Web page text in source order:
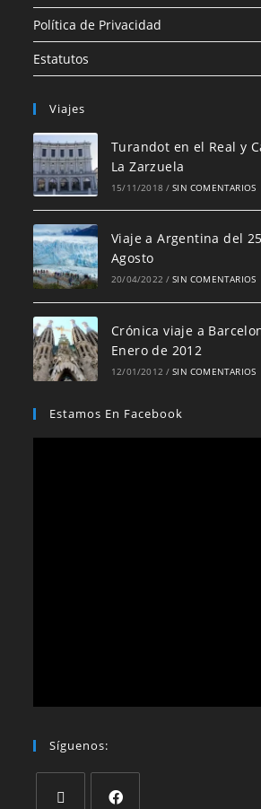
Política de Privacidad
Estatutos
Viajes
Turandot en el Real y
La Zarzuela
15/11/2018 / SIN COMENTARIOS
Viaje a Argentina del
Agosto
20/04/2022 / SIN COMENTARIOS
Crónica viaje a
Enero de 2012
12/01/2012 / SIN COMENTARIOS
Estamos En Facebook
Síguenos: